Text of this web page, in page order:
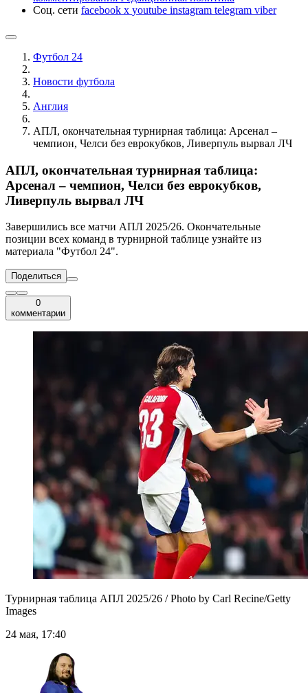
Соц. сети facebook x youtube instagram telegram viber
Футбол 24
Новости футбола
Англия
АПЛ, окончательная турнирная таблица: Арсенал –
чемпион, Челси без еврокубков, Ливерпуль вырвал ЛЧ
АПЛ, окончательная турнирная таблица:
Арсенал – чемпион, Челси без еврокубков,
Ливерпуль вырвал ЛЧ
Завершились все матчи АПЛ 2025/26. Окончательные
позиции всех команд в турнирной таблице узнайте из
материала "Футбол 24".
Поделиться
0
комментарии
Турнирная таблица АПЛ 2025/26 / Photo by Carl Recine/Getty
Images
24 мая, 17:40